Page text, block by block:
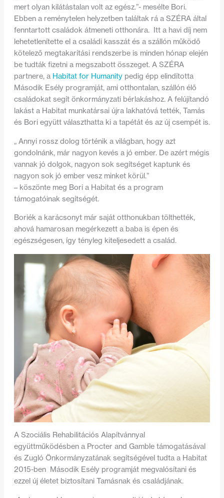
mert olyan kilátástalan volt az egész.”- mesélte Bori.
Ebben a reménytelen helyzetben találtak rá a SZÉRA által
fenntartott családok átmeneti otthonára. Itt a havi díj nem
lehetetlenítette el a családi kasszát és a szállón működő
kötelező megtakarítási rendszerbe is minden hónap elején
be tudták fizetni a megszabott összeget. A SZÉRA
partnere, a Habitat for Humanitypedig épp elindította
Második Esély programját, ami otthontalan, szállón élő
családokat segít önkormányzati bérlakáshoz. A felújítandó
lakást a Habitat munkatársai újra lakhatóvá tették, Tamás
és Bori együtt választhatta ki a tapétát és az új csempét is.
„ Annyi rossz dolog történik a világban, hogy azt
gondolnánk, már nagyon kevés a jó ember. De azért mégis
vannak jó dolgok, nagyon sok segítséget kaptunk és
nagyon sok jó ember vesz minket körül.”
– köszönte meg Bori a Habitat és a program
támogatóinak segítségét.
Boriék a karácsonyt már saját otthonukban tölthették,
ahová hamarosan megérkezett a baba is épen és
egészségesen, így tényleg kiteljesedett a család.
A Szociális Rehabilitációs Alapítvánnyal
együttműködésben a Procter and Gamble támogatásával
és Zugló Önkormányzatának segítségével tudta a Habitat
2015-ben Második Esély programját megvalósítani és
ezzel új életet biztosítani Tamásnak és családjának.